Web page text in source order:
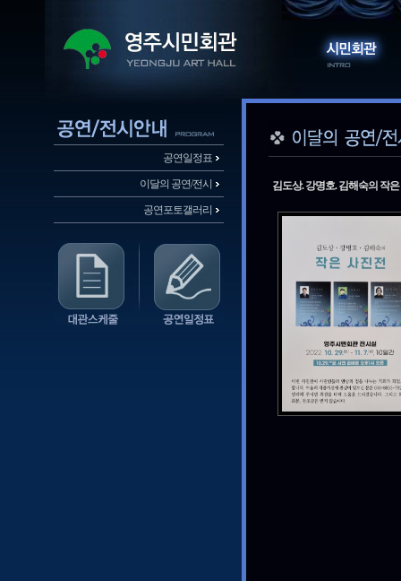
공연일정표
이달의 공연/전시
공연포토갤러리
김도상. 강명호. 김해숙의 작